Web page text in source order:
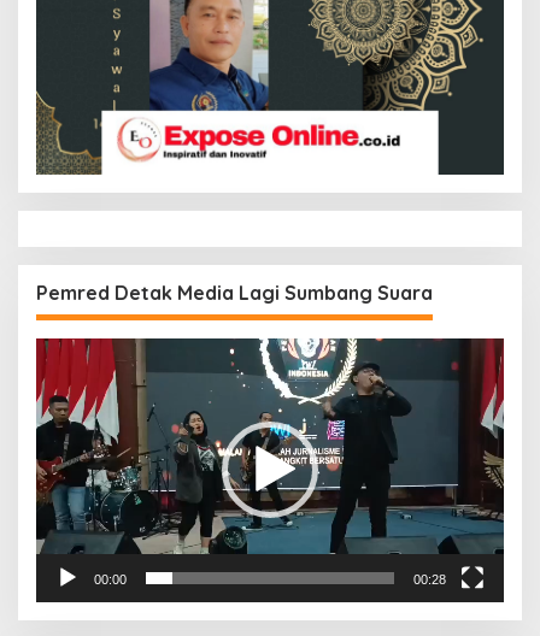
Pemred Detak Media Lagi Sumbang Suara
Pemutar
Video
00:00 00:28